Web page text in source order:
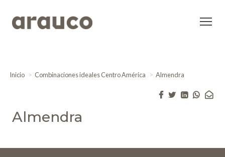
Inicio Combinaciones ideales Centro América Almendra
Almendra